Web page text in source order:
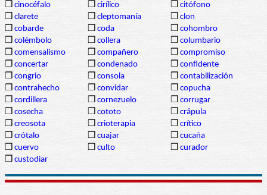
❒ cinocéfalo ❒ cirílico ❒ citófono
❒ clarete ❒ cleptomanía ❒ clon
❒ cobarde ❒ coda ❒ cohombro
❒ colémbolo ❒ collera ❒ columbario
❒ comensalismo ❒ compañero ❒ compromiso
❒ concertar ❒ condenado ❒ confidente
❒ congrio ❒ consola ❒ contabilización
❒ contrahecho ❒ convidar ❒ copucha
❒ cordillera ❒ cornezuelo ❒ corrugar
❒ cosecha ❒ cototo ❒ crápula
❒ creosota ❒ crioterapia ❒ crítico
❒ crótalo ❒ cuajar ❒ cucaña
❒ cuervo ❒ culto ❒ curador
❒ custodiar